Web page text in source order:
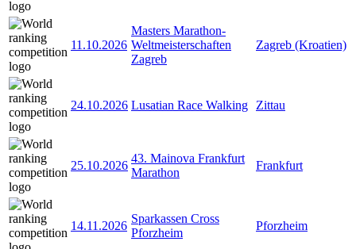
11.10.2026
Masters Marathon-
Weltmeisterschaften
Zagreb
Zagreb (Kroatien)
24.10.2026 Lusatian Race Walking Zittau
25.10.2026
43. Mainova Frankfurt
Marathon
Frankfurt
14.11.2026
Sparkassen Cross
Pforzheim
Pforzheim